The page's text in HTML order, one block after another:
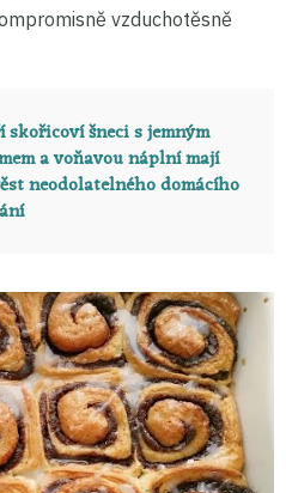
vzduchotěsně
skořicoví šneci s jemným
a voňavou náplní mají
neodolatelného domácího